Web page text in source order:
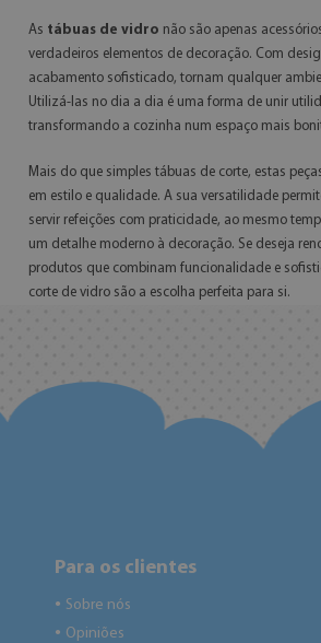
As tábuas de vidro não são apenas
verdadeiros elementos de decoração. Com
acabamento sofisticado, tornam qualquer
Utilizá-las no dia a dia é uma forma de unir
transformando a cozinha num espaço mais
Mais do que simples tábuas de corte, estas
em estilo e qualidade. A sua versatilidade
servir refeições com praticidade, ao mesmo
um detalhe moderno à decoração. Se deseja
produtos que combinam funcionalidade e
corte de vidro são a escolha perfeita para si.
Para os clientes
● Sobre nós
● Opiniões